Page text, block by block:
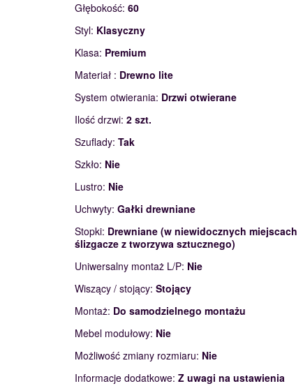
Głębokość: 60
Styl: Klasyczny
Klasa: Premium
Materiał : Drewno lite
System otwierania: Drzwi otwierane
Ilość drzwi: 2 szt.
Szuflady: Tak
Szkło: Nie
Lustro: Nie
Uchwyty: Gałki drewniane
Stopki: Drewniane (w niewidocznych miejscach
ślizgacze z tworzywa sztucznego)
Uniwersalny montaż L/P: Nie
Wiszący / stojący: Stojący
Montaż: Do samodzielnego montażu
Mebel modułowy: Nie
Możliwość zmiany rozmiaru: Nie
Informacje dodatkowe: Z uwagi na ustawienia